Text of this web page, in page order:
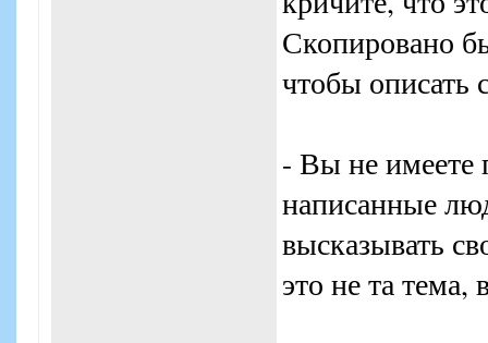
Скопировано
чтобы описать
- Вы не имеете
написанные
высказывать
это не та тема,